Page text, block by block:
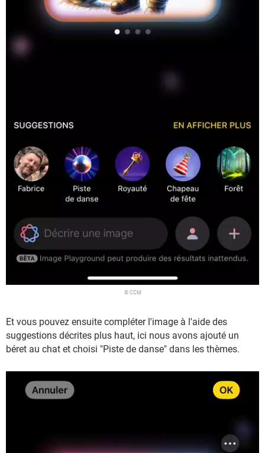
© CCM
Et vous pouvez ensuite compléter l'image à l'aide des
suggestions décrites plus haut, ici nous avons ajouté un
béret au chat et choisi "Piste de danse" dans les thèmes.